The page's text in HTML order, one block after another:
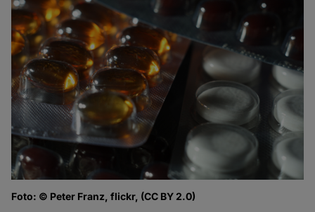
Foto: © Peter Franz, flickr, (CC BY 2.0)